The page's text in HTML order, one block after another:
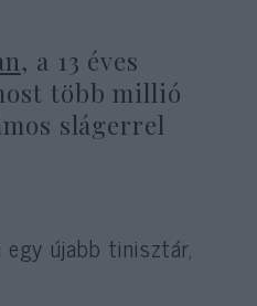
, a 13 éves
több millió
slágerrel
egy újabb tinisztár,